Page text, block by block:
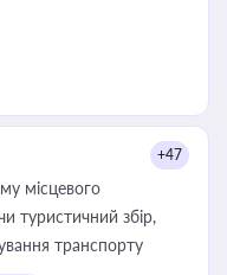
+47
місцевого
туристичний збір,
плату за земельні ділянки, за паркування транспорту